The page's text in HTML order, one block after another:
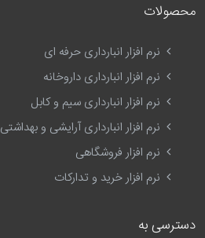
محصولات
نرم افزار انبارداری حرفه ای
نرم افزار انبارداری داروخانه
نرم افزار انبارداری سیم و کابل
نرم افزار انبارداری آرایشی و بهداشتی
نرم افزار فروشگاهی
نرم افزار خرید و تدارکات
دسترسی به